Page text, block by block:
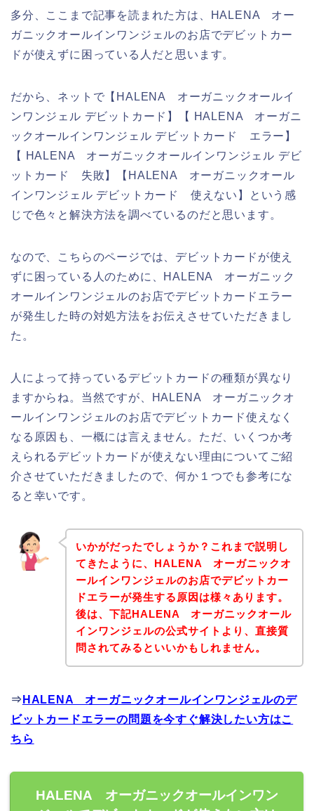
多分、ここまで記事を読まれた方は、HALENA オー
ガニックオールインワンジェルのお店でデビットカー
ドが使えずに困っている人だと思います。
だから、ネットで【HALENA オーガニックオールイ
ンワンジェル デビットカード】【 HALENA オーガニ
ックオールインワンジェル デビットカード エラー】
【 HALENA オーガニックオールインワンジェル デビ
ットカード 失敗】【HALENA オーガニックオール
インワンジェル デビットカード 使えない】という感
じで色々と解決方法を調べているのだと思います。
なので、こちらのページでは、デビットカードが使え
ずに困っている人のために、HALENA オーガニック
オールインワンジェルのお店でデビットカードエラー
が発生した時の対処方法をお伝えさせていただきまし
た。
人によって持っているデビットカードの種類が異なり
ますからね。当然ですが、HALENA オーガニックオ
ールインワンジェルのお店でデビットカード使えなく
なる原因も、一概には言えません。ただ、いくつか考
えられるデビットカードが使えない理由についてご紹
介させていただきましたので、何か１つでも参考にな
ると幸いです。
いかがだったでしょうか？これまで説明し
てきたように、HALENA オーガニックオ
ールインワンジェルのお店でデビットカー
ドエラーが発生する原因は様々あります。
後は、下記HALENA オーガニックオール
インワンジェルの公式サイトより、直接質
問されてみるといいかもしれません。
⇒ HALENA オーガニックオールインワンジェルのデ
ビットカードエラーの問題を今すぐ解決したい方はこ
ちら
HALENA オーガニックオールインワン